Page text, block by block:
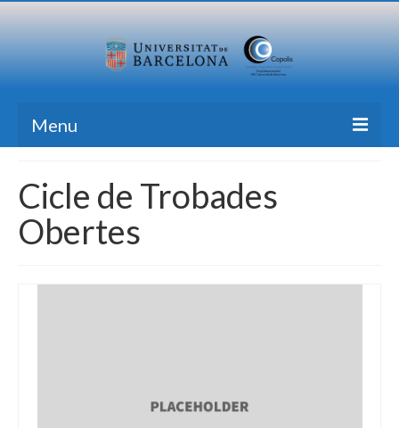
Menu
Recerca
Formació
Transferència
Cicle de Trobades
Obertes